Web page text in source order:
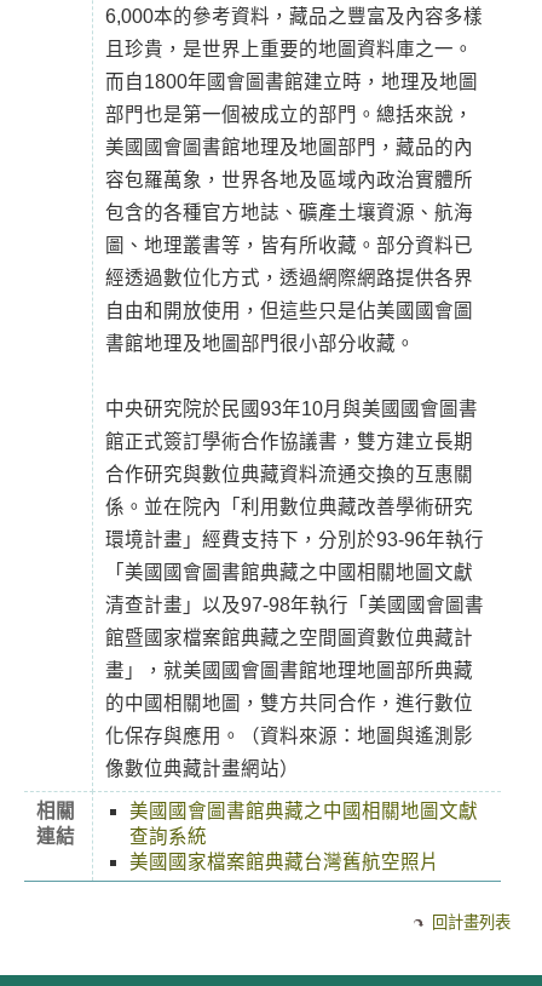
6,000本的參考資料，藏品之豐富及內容多樣
且珍貴，是世界上重要的地圖資料庫之一。
而自1800年國會圖書館建立時，地理及地圖
部門也是第一個被成立的部門。總括來說，
美國國會圖書館地理及地圖部門，藏品的內
容包羅萬象，世界各地及區域內政治實體所
包含的各種官方地誌、礦產土壤資源、航海
圖、地理叢書等，皆有所收藏。部分資料已
經透過數位化方式，透過網際網路提供各界
自由和開放使用，但這些只是佔美國國會圖
書館地理及地圖部門很小部分收藏。
中央研究院於民國93年10月與美國國會圖書
館正式簽訂學術合作協議書，雙方建立長期
合作研究與數位典藏資料流通交換的互惠關
係。並在院內「利用數位典藏改善學術研究
環境計畫」經費支持下，分別於93-96年執行
「美國國會圖書館典藏之中國相關地圖文獻
清查計畫」以及97-98年執行「美國國會圖書
館暨國家檔案館典藏之空間圖資數位典藏計
畫」，就美國國會圖書館地理地圖部所典藏
的中國相關地圖，雙方共同合作，進行數位
化保存與應用。（資料來源：地圖與遙測影
像數位典藏計畫網站）
相關
連結
美國國會圖書館典藏之中國相關地圖文獻
查詢系統
美國國家檔案館典藏台灣舊航空照片
回計畫列表